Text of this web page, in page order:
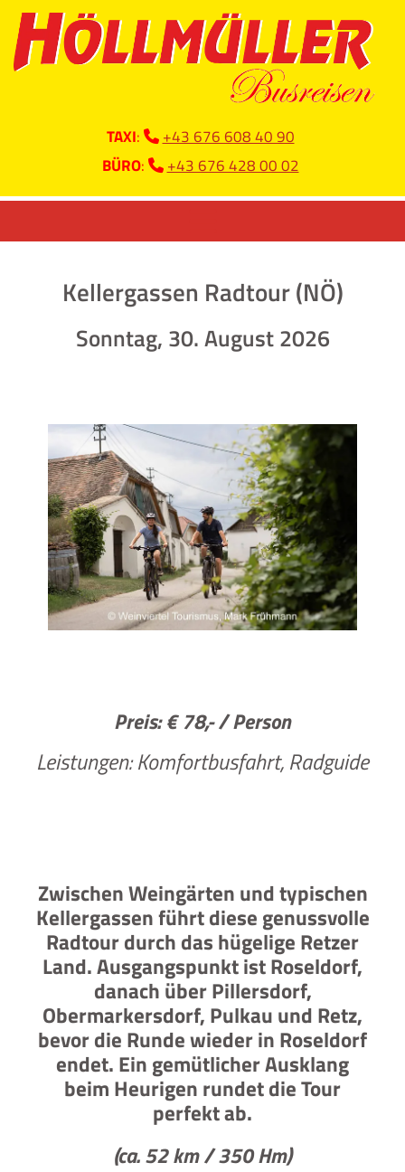
TAXI:  +43 676 608 40 90
BÜRO:  +43 676 428 00 02
Kellergassen Radtour (NÖ)
Sonntag, 30. August 2026
Preis:€ 78,- / Person
Leistungen: Komfortbusfahrt, Radguide
Zwischen Weingärten und typischen
Kellergassen führt diese genussvolle
Radtour durch das hügelige Retzer
Land. Ausgangspunkt ist Roseldorf,
danach über Pillersdorf,
Obermarkersdorf, Pulkau und Retz,
bevor die Runde wieder in Roseldorf
endet. Ein gemütlicher Ausklang
beim Heurigen rundet die Tour
perfekt ab.
(ca. 52 km / 350 Hm)